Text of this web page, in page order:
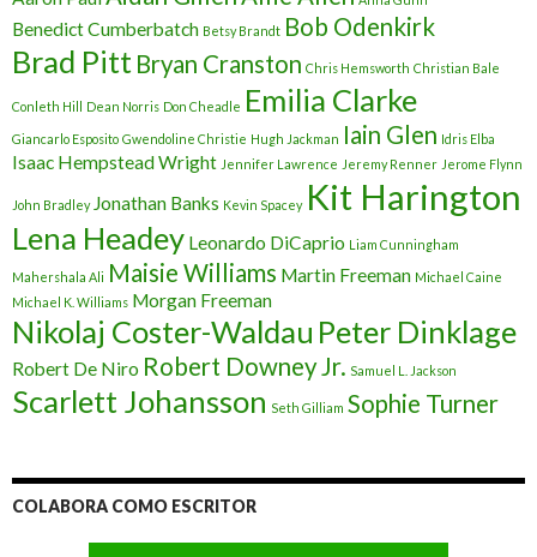
Benedict Cumberbatch Betsy Brandt Bob Odenkirk
Brad Pitt Bryan Cranston Chris Hemsworth Christian Bale
Conleth Hill Dean Norris Don Cheadle Emilia Clarke
Giancarlo Esposito Gwendoline Christie Hugh Jackman Iain Glen Idris Elba
Isaac Hempstead Wright Jennifer Lawrence Jeremy Renner Jerome Flynn
John Bradley Jonathan Banks Kevin Spacey Kit Harington
Lena Headey Leonardo DiCaprio Liam Cunningham
Mahershala Ali Maisie Williams Martin Freeman Michael Caine
Michael K. Williams Morgan Freeman
Nikolaj Coster-Waldau Peter Dinklage
Robert De Niro Robert Downey Jr. Samuel L. Jackson
Scarlett Johansson Seth Gilliam Sophie Turner
COLABORA COMO ESCRITOR